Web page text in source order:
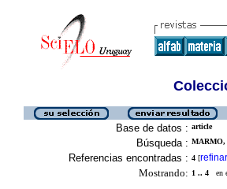
Base de datos : article
Búsqueda : MARMO,
Referencias encontradas : 4 [refinar
Mostrando: 1 .. 4 en